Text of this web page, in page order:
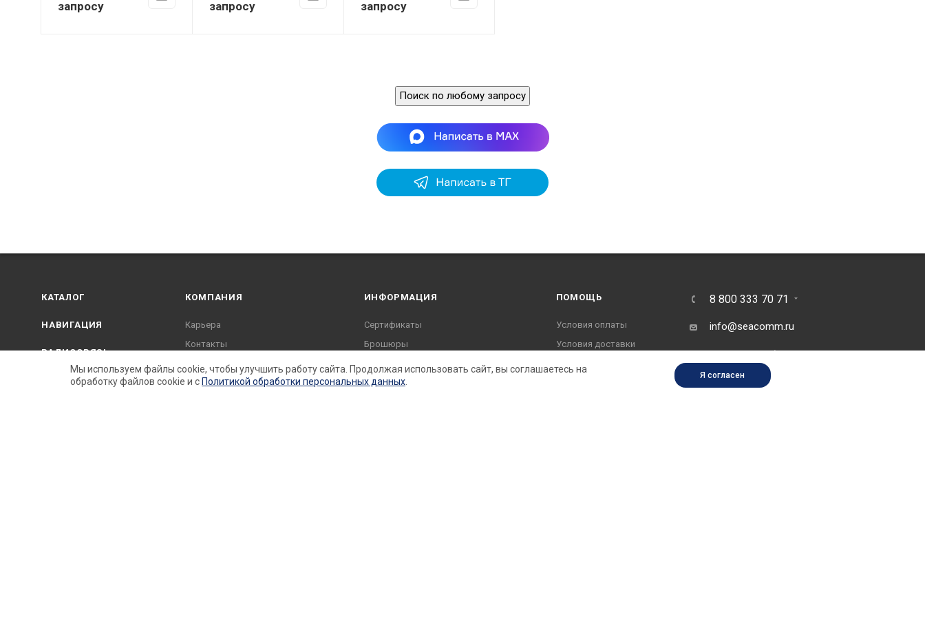
запросу
запросу
запросу
Поиск по любому запросу
КАТАЛОГ
НАВИГАЦИЯ
РАДИОСВЯЗЬ
ТРАНСПОРТНАЯ
КОМПАНИЯ
Карьера
Контакты
Партнеры
ИНФОРМАЦИЯ
Сертификаты
Брошюры
Реквизиты
ПОМОЩЬ
Условия оплаты
Условия доставки
8 800 333 70 71
info@seacomm.ru
Санкт-Петербург, Двинская
улица, д.12
Мы используем файлы cookie, чтобы улучшить работу сайта. Продолжая использовать сайт, вы соглашаетесь на
обработку файлов cookie и c Политикой обработки персональных данных
Я согласен